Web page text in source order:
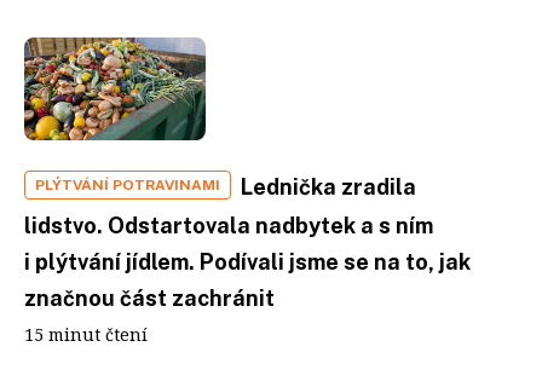
PLÝTVÁNÍ POTRAVINAMI
Lednička zradila
lidstvo. Odstartovala nadbytek a s ním
i plýtvání jídlem. Podívali jsme se na to, jak
značnou část zachránit
15 minut čtení